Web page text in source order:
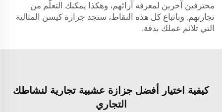
محترفين آخرين لمعرفة آرائهم، وهكذا يمكنك التعلّم من
تجاربهم. وباتباع كل هذه النقاط، ستجد جزازة كيسن المثالية
التي تلائم عملك بدقة.
كيفية اختيار أفضل جزازة عشبية تجارية لنشاطك
التجاري